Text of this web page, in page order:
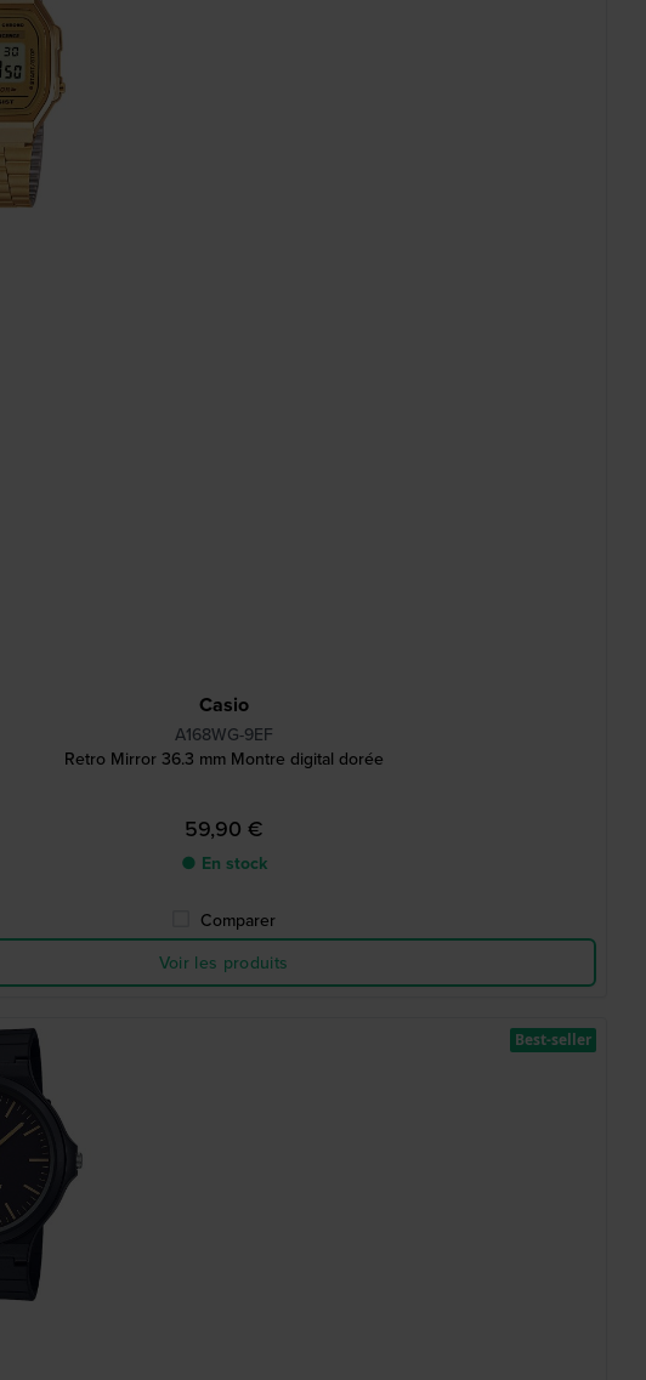
Casio
A168WG-9EF
Retro Mirror 36.3 mm Montre digital dorée
59,90 €
● En stock
Comparer
Voir les produits
Best-seller